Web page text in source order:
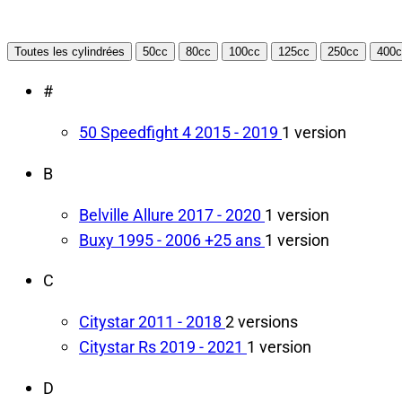
Toutes les cylindrées 50cc 80cc 100cc 125cc 250cc
#
50 Speedfight 42015 - 2019 1 version
B
Belville Allure 2017 - 2020 1 version
Buxy 1995 - 2006+25 ans 1 version
C
Citystar2011 - 2018 2 versions
Citystar Rs2019 - 2021 1 version
D